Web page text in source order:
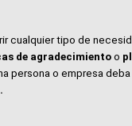
cualquier tipo de
de agradecimiento o
persona o empresa